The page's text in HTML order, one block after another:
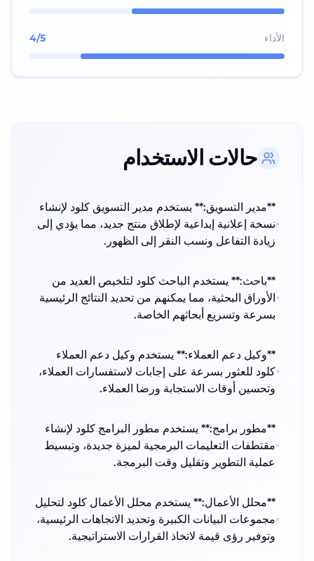
الأداء 4/5
حالات الاستخدام
**مدير التسويق:** يستخدم مدير التسويق كلود لإنشاء
نسخة إعلانية إبداعية لإطلاق منتج جديد، مما يؤدي إلى
زيادة التفاعل ونسب النقر إلى الظهور.
**باحث:** يستخدم الباحث كلود لتلخيص العديد من
الأوراق البحثية، مما يمكنهم من تحديد النتائج الرئيسية
بسرعة وتسريع أبحاثهم الخاصة.
**وكيل دعم العملاء:** يستخدم وكيل دعم العملاء
كلود للعثور بسرعة على إجابات لاستفسارات العملاء،
وتحسين أوقات الاستجابة ورضا العملاء.
**مطور برامج:** يستخدم مطور البرامج كلود لإنشاء
مقتطفات التعليمات البرمجية لميزة جديدة، وتبسيط
عملية التطوير وتقليل وقت البرمجة.
**محلل الأعمال:** يستخدم محلل الأعمال كلود لتحليل
مجموعات البيانات الكبيرة وتحديد الاتجاهات الرئيسية،
وتوفير رؤى قيمة لاتخاذ القرارات الاستراتيجية.